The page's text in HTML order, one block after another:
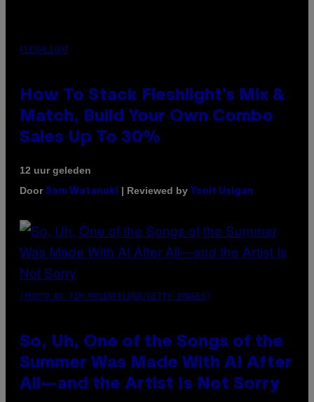
FLESHLIGHT
How To Stack Fleshlight’s Mix &
Match, Build Your Own Combo
Sales Up To 30%
12 uur geleden
Door Sam Watanuki | Reviewed by Ysolt Usigan
(PHOTO BY TIM MOSENFELDER/GETTY IMAGES)
So, Uh, One of the Songs of the
Summer Was Made With AI After
All—and the Artist Is Not Sorry